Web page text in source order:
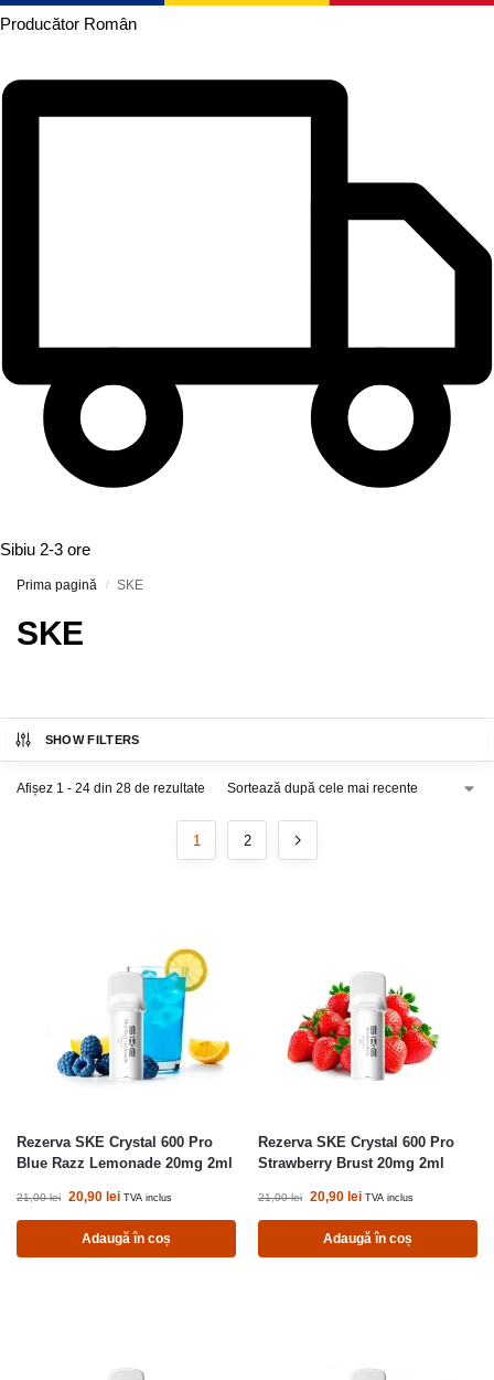
Producător Român
Sibiu 2-3 ore
Prima pagină / SKE
SKE
SHOW FILTERS
Afișez 1 - 24 din 28 de rezultate
1 2
Rezerva SKE Crystal 600 Pro
Blue Razz Lemonade 20mg 2ml
21,00lei 20,90 lei TVA inclus
Adaugă în coș
Rezerva SKE Crystal 600 Pro
Strawberry Brust 20mg 2ml
21,00lei 20,90 lei TVA inclus
Adaugă în coș